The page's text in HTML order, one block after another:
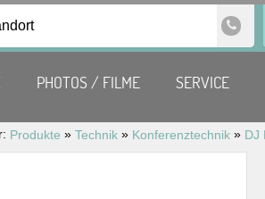
PHOTOS / FILME SERVICE
Produkte » Technik » Konferenztechnik »